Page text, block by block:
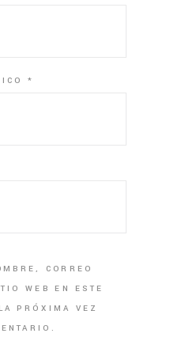
*
CORREO
WEB EN ESTE
PRÓXIMA VEZ